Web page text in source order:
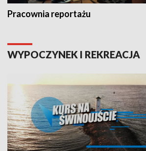
Pracownia reportażu
WYPOCZYNEK I REKREACJA